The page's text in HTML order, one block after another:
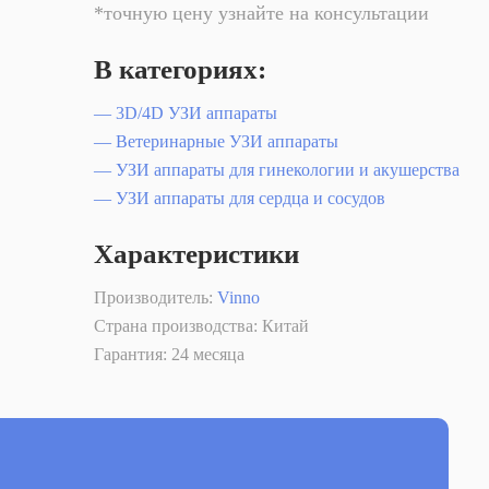
*точную цену узнайте на консультации
В категориях:
— 3D/4D УЗИ аппараты
— Ветеринарные УЗИ аппараты
— УЗИ аппараты для гинекологии и акушерства
— УЗИ аппараты для сердца и сосудов
Характеристики
Производитель: Vinno
Страна производства: Китай
Гарантия: 24 месяца